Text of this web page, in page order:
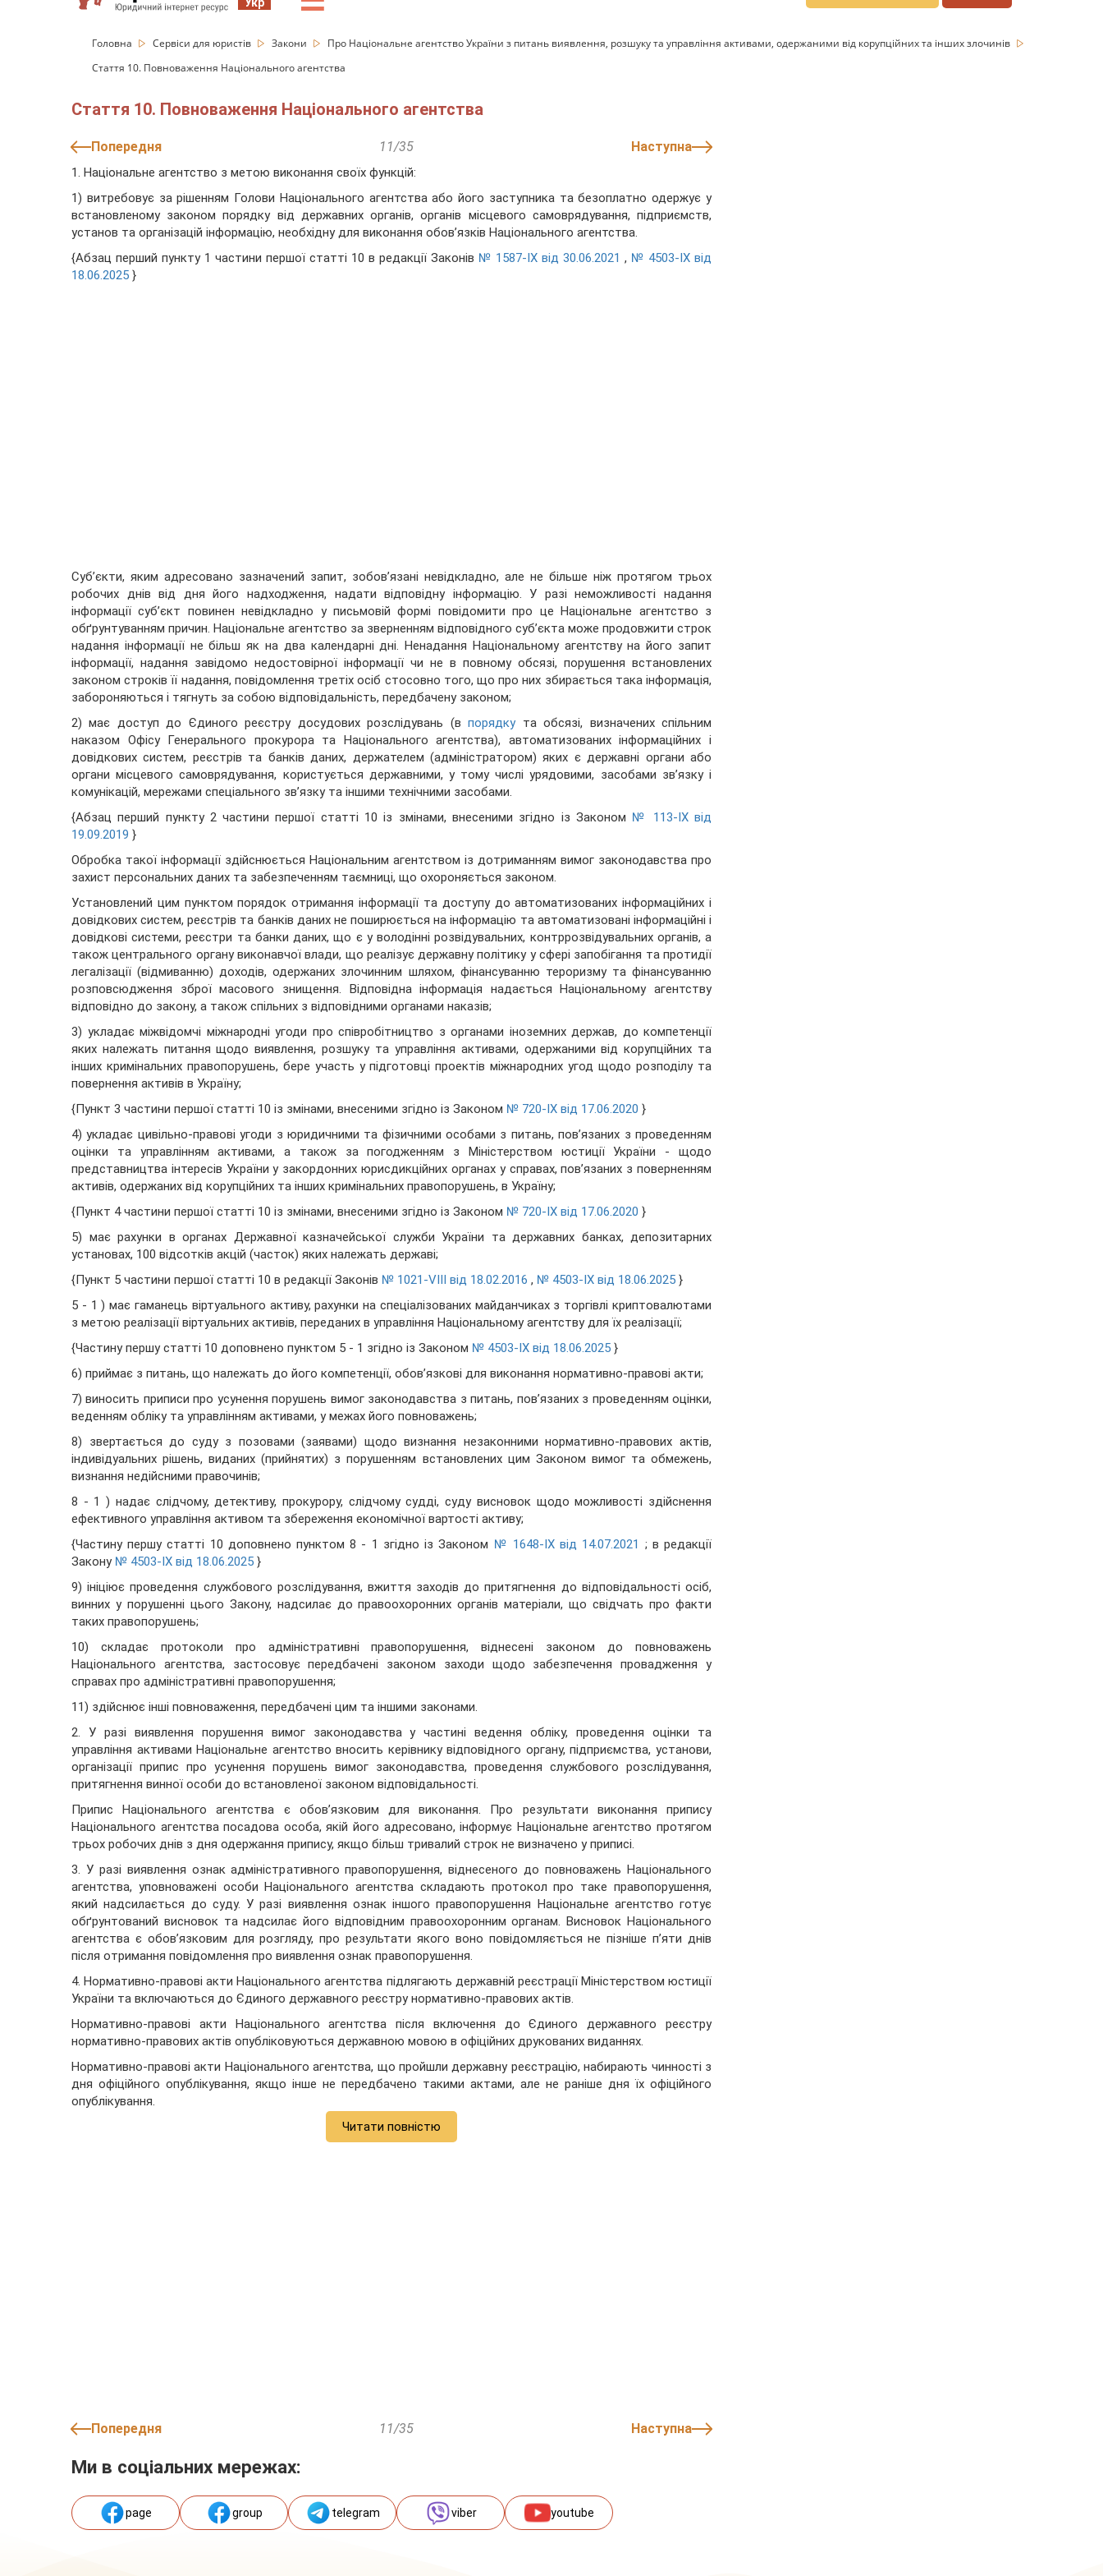
Головна Сервіси для юристів Закони
Про Національне агентство України з питань виявлення, розшуку та управління активами, одержаними від корупційних та інших злочинів
Стаття 10. Повноваження Національного агентства
Стаття 10. Повноваження Національного агентства
Попередня 11/35 Наступна
1. Національне агентство з метою виконання своїх функцій:
1) витребовує за рішенням Голови Національного агентства або його заступника та безоплатно одержує у
встановленому законом порядку від державних органів, органів місцевого самоврядування, підприємств,
установ та організацій інформацію, необхідну для виконання обов’язків Національного агентства.
{Абзац перший пункту 1 частини першої статті 10 в редакції Законів № 1587-IX від 30.06.2021 , № 4503-IX від
18.06.2025 }
Суб’єкти, яким адресовано зазначений запит, зобов’язані невідкладно, але не більше ніж протягом трьох
робочих днів від дня його надходження, надати відповідну інформацію. У разі неможливості надання
інформації суб’єкт повинен невідкладно у письмовій формі повідомити про це Національне агентство з
обґрунтуванням причин. Національне агентство за зверненням відповідного суб’єкта може продовжити строк
надання інформації не більш як на два календарні дні. Ненадання Національному агентству на його запит
інформації, надання завідомо недостовірної інформації чи не в повному обсязі, порушення встановлених
законом строків її надання, повідомлення третіх осіб стосовно того, що про них збирається така інформація,
забороняються і тягнуть за собою відповідальність, передбачену законом;
2) має доступ до Єдиного реєстру досудових розслідувань (впорядкута обсязі, визначених спільним
наказом Офісу Генерального прокурора та Національного агентства), автоматизованих інформаційних і
довідкових систем, реєстрів та банків даних, держателем (адміністратором) яких є державні органи або
органи місцевого самоврядування, користується державними, у тому числі урядовими, засобами зв’язку і
комунікацій, мережами спеціального зв’язку та іншими технічними засобами.
{Абзац перший пункту 2 частини першої статті 10 із змінами, внесеними згідно із Законом № 113-IX від
19.09.2019 }
Обробка такої інформації здійснюється Національним агентством із дотриманням вимог законодавства про
захист персональних даних та забезпеченням таємниці, що охороняється законом.
Установлений цим пунктом порядок отримання інформації та доступу до автоматизованих інформаційних і
довідкових систем, реєстрів та банків даних не поширюється на інформацію та автоматизовані інформаційні і
довідкові системи, реєстри та банки даних, що є у володінні розвідувальних, контррозвідувальних органів, а
також центрального органу виконавчої влади, що реалізує державну політику у сфері запобігання та протидії
легалізації (відмиванню) доходів, одержаних злочинним шляхом, фінансуванню тероризму та фінансуванню
розповсюдження зброї масового знищення. Відповідна інформація надається Національному агентству
відповідно до закону, а також спільних з відповідними органами наказів;
3) укладає міжвідомчі міжнародні угоди про співробітництво з органами іноземних держав, до компетенції
яких належать питання щодо виявлення, розшуку та управління активами, одержаними від корупційних та
інших кримінальних правопорушень, бере участь у підготовці проектів міжнародних угод щодо розподілу та
повернення активів в Україну;
{Пункт 3 частини першої статті 10 із змінами, внесеними згідно із Законом № 720-IX від 17.06.2020 }
4) укладає цивільно-правові угоди з юридичними та фізичними особами з питань, пов’язаних з проведенням
оцінки та управлінням активами, а також за погодженням з Міністерством юстиції України - щодо
представництва інтересів України у закордонних юрисдикційних органах у справах, пов’язаних з поверненням
активів, одержаних від корупційних та інших кримінальних правопорушень, в Україну;
{Пункт 4 частини першої статті 10 із змінами, внесеними згідно із Законом № 720-IX від 17.06.2020 }
5) має рахунки в органах Державної казначейської служби України та державних банках, депозитарних
установах, 100 відсотків акцій (часток) яких належать державі;
{Пункт 5 частини першої статті 10 в редакції Законів № 1021-VIII від 18.02.2016 , № 4503-IX від 18.06.2025 }
5 - 1 ) має гаманець віртуального активу, рахунки на спеціалізованих майданчиках з торгівлі криптовалютами
з метою реалізації віртуальних активів, переданих в управління Національному агентству для їх реалізації;
{Частину першу статті 10 доповнено пунктом 5 - 1 згідно із Законом № 4503-IX від 18.06.2025 }
6) приймає з питань, що належать до його компетенції, обов’язкові для виконання нормативно-правові акти;
7) виносить приписи про усунення порушень вимог законодавства з питань, пов’язаних з проведенням оцінки,
веденням обліку та управлінням активами, у межах його повноважень;
8) звертається до суду з позовами (заявами) щодо визнання незаконними нормативно-правових актів,
індивідуальних рішень, виданих (прийнятих) з порушенням встановлених цим Законом вимог та обмежень,
визнання недійсними правочинів;
8 - 1 ) надає слідчому, детективу, прокурору, слідчому судді, суду висновок щодо можливості здійснення
ефективного управління активом та збереження економічної вартості активу;
{Частину першу статті 10 доповнено пунктом 8 - 1 згідно із Законом № 1648-IX від 14.07.2021 ; в редакції
Закону № 4503-IX від 18.06.2025 }
9) ініціює проведення службового розслідування, вжиття заходів до притягнення до відповідальності осіб,
винних у порушенні цього Закону, надсилає до правоохоронних органів матеріали, що свідчать про факти
таких правопорушень;
10) складає протоколи про адміністративні правопорушення, віднесені законом до повноважень
Національного агентства, застосовує передбачені законом заходи щодо забезпечення провадження у
справах про адміністративні правопорушення;
11) здійснює інші повноваження, передбачені цим та іншими законами.
2. У разі виявлення порушення вимог законодавства у частині ведення обліку, проведення оцінки та
управління активами Національне агентство вносить керівнику відповідного органу, підприємства, установи,
організації припис про усунення порушень вимог законодавства, проведення службового розслідування,
притягнення винної особи до встановленої законом відповідальності.
Припис Національного агентства є обов’язковим для виконання. Про результати виконання припису
Національного агентства посадова особа, якій його адресовано, інформує Національне агентство протягом
трьох робочих днів з дня одержання припису, якщо більш тривалий строк не визначено у приписі.
3. У разі виявлення ознак адміністративного правопорушення, віднесеного до повноважень Національного
агентства, уповноважені особи Національного агентства складають протокол про таке правопорушення,
який надсилається до суду. У разі виявлення ознак іншого правопорушення Національне агентство готує
обґрунтований висновок та надсилає його відповідним правоохоронним органам. Висновок Національного
агентства є обов’язковим для розгляду, про результати якого воно повідомляється не пізніше п’яти днів
після отримання повідомлення про виявлення ознак правопорушення.
4. Нормативно-правові акти Національного агентства підлягають державній реєстрації Міністерством юстиції
України та включаються до Єдиного державного реєстру нормативно-правових актів.
Нормативно-правові акти Національного агентства після включення до Єдиного державного реєстру
нормативно-правових актів опубліковуються державною мовою в офіційних друкованих виданнях.
Нормативно-правові акти Національного агентства, що пройшли державну реєстрацію, набирають чинності з
дня офіційного опублікування, якщо інше не передбачено такими актами, але не раніше дня їх офіційного
опублікування.
Читати повністю
Попередня 11/35 Наступна
Ми в соціальних мережах:
page group telegram viber youtube